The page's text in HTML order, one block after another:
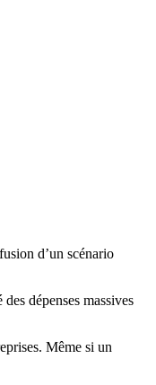
d’un scénario
dépenses massives
Même si un